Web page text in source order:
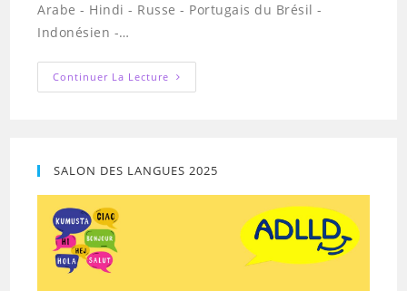
Arabe - Hindi - Russe - Portugais du Brésil -
Indonésien -…
Continuer La Lecture Inlingua
SALON DES LANGUES 2025